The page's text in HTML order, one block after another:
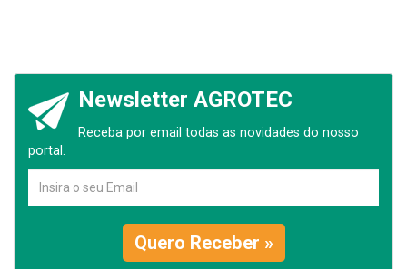
Newsletter AGROTEC
Receba por email todas as novidades do nosso
portal.
Quero Receber »